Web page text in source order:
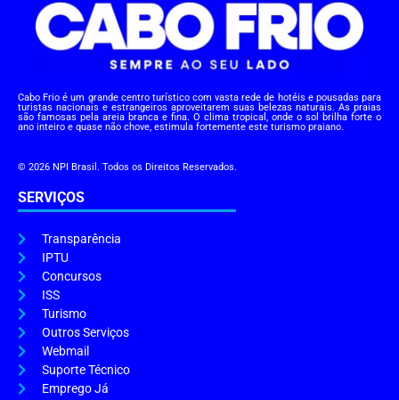
Cabo Frio é um grande centro turístico com vasta rede de hotéis e pousadas para
turistas nacionais e estrangeiros aproveitarem suas belezas naturais. As praias
são famosas pela areia branca e fina. O clima tropical, onde o sol brilha forte o
ano inteiro e quase não chove, estimula fortemente este turismo praiano.
© 2026 NPI Brasil. Todos os Direitos Reservados.
SERVIÇOS
Transparência
IPTU
Concursos
ISS
Turismo
Outros Serviços
Webmail
Suporte Técnico
Emprego Já